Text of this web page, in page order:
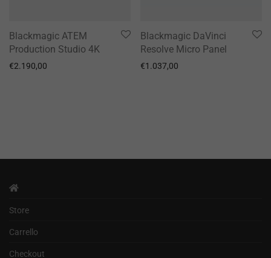
Blackmagic ATEM
Production Studio 4K
€2.190,00
Blackmagic DaVinci
Resolve Micro Panel
€1.037,00
Store
Carrello
Checkout